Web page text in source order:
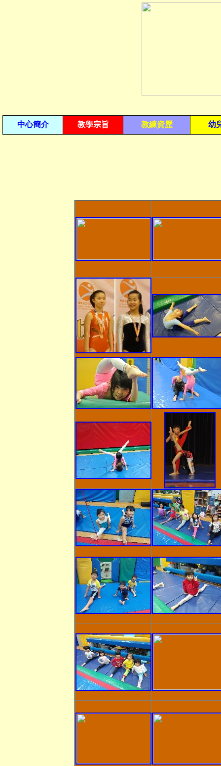
中心簡介 教學宗旨 教練資歷 幼